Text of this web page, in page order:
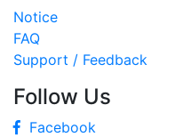
Notice
FAQ
Support / Feedback
Follow Us
Facebook